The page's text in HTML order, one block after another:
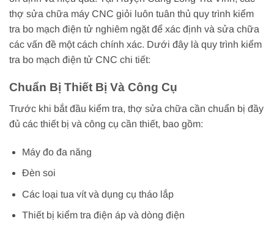
thợ sửa chữa máy CNC giỏi luôn tuân thủ quy trình kiểm
tra bo mạch điện tử nghiêm ngặt để xác định và sửa chữa
các vấn đề một cách chính xác. Dưới đây là quy trình kiểm
tra bo mạch điện tử CNC chi tiết:
Chuẩn Bị Thiết Bị Và Công Cụ
Trước khi bắt đầu kiểm tra, thợ sửa chữa cần chuẩn bị đầy
đủ các thiết bị và công cụ cần thiết, bao gồm:
Máy đo đa năng
Đèn soi
Các loại tua vít và dụng cụ tháo lắp
Thiết bị kiểm tra điện áp và dòng điện